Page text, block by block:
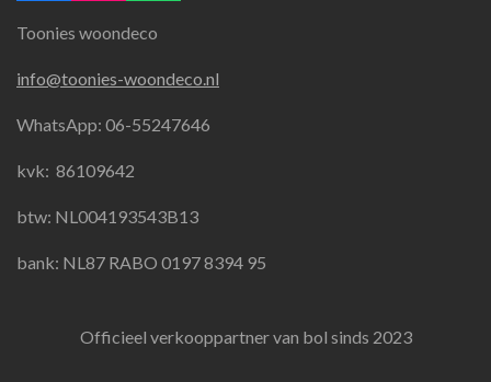
c
b
o
k
s
a
g
a
a
s
A
Toonies woondeco
info@toonies-woondeco.nl
WhatsApp: 06-55247646
kvk: 86109642
btw: NL004193543B13
bank: NL87 RABO 0197 8394 95
Officieel verkooppartner van bol sinds 2023